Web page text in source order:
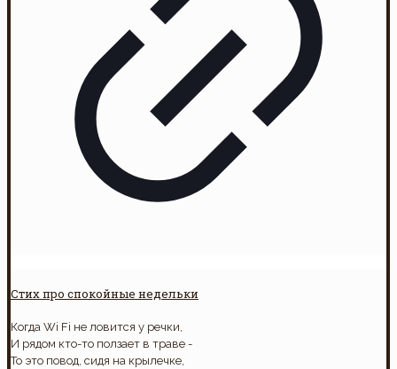
Стих про спокойные недельки
Когда Wi Fi не ловится у речки,
И рядом кто-то ползает в траве -
То это повод, сидя на крылечке,